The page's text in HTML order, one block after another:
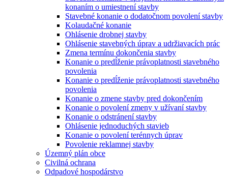
konaním o umiestnení stavby
Stavebné konanie o dodatočnom povolení stavby
Kolaudačné konanie
Ohlásenie drobnej stavby
Ohlásenie stavebných úprav a udržiavacích prác
Zmena termínu dokončenia stavby
Konanie o predĺženie právoplatnosti stavebného
povolenia
Konanie o predĺženie právoplatnosti stavebného
povolenia
Konanie o zmene stavby pred dokončením
Konanie o povolení zmeny v užívaní stavby
Konanie o odstránení stavby
Ohlásenie jednoduchých stavieb
Konanie o povolení terénnych úprav
Povolenie reklamnej stavby
Územný plán obce
Civilná ochrana
Odpadové hospodárstvo